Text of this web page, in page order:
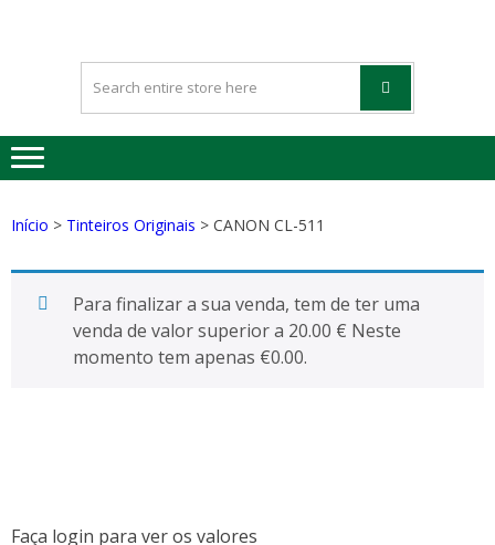
–
VAZIOS
Início > Tinteiros Originais > CANON CL-511
Para finalizar a sua venda, tem de ter uma
venda de valor superior a 20.00 € Neste
momento tem apenas €0.00.
Faça login para ver os valores